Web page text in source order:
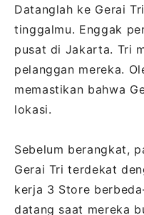
Datanglah ke Gerai
tinggalmu. Enggak
pusat di Jakarta. Tri
pelanggan mereka.
memastikan bahwa
lokasi.
Sebelum berangkat,
Gerai Tri terdekat
kerja 3 Store
datang saat mereka